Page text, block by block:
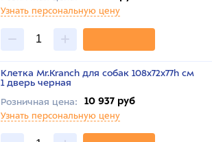
Узнать персональную цену
Клетка Mr.Kranch для собак 108х72х77h см
1 дверь черная
Розничная цена:
10 937 руб
Узнать персональную цену